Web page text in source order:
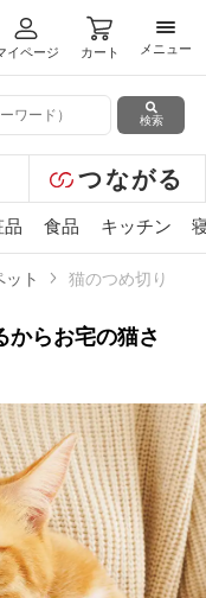
イページ カート
メニ
メニュー
検索
つながる
品 食品 キッチン
ット 猫のつめ切り
からお宅の猫さ